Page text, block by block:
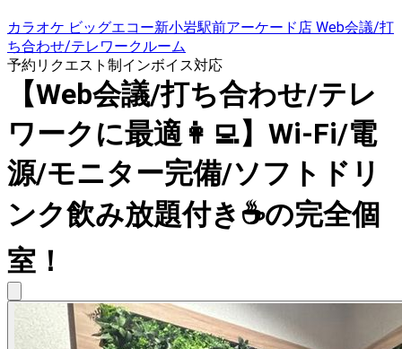
カラオケ ビッグエコー新小岩駅前アーケード店 Web会議/打
ち合わせ/テレワークルーム
予約リクエスト制インボイス対応
【Web会議/打ち合わせ/テレ
ワークに最適👩‍💻】Wi-Fi/電
源/モニター完備/ソフトドリ
ンク飲み放題付き☕️の完全個
室！